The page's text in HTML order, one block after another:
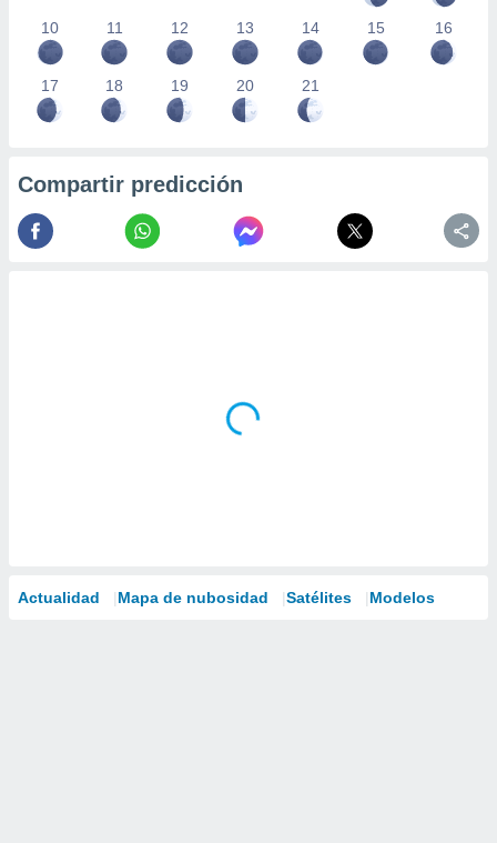
10 11 12 13 14 15 16
17 18 19 20 21
Compartir predicción
Actualidad Mapa de nubosidad Satélites Modelos